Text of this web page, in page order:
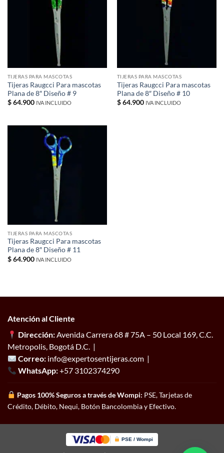
TIJERAS PARA MASCOTAS
Tijeras Raugcci Para mascotas
Plana de 8″ Diseño # 9
$64.900 IVA INCLUIDO
TIJERAS PARA MASCOTAS
Tijeras Raugcci Para mascotas
Plana de 8″ Diseño # 10
$64.900 IVA INCLUIDO
TIJERAS PARA MASCOTAS
Tijeras Raugcci Para mascotas
Plana de 8″ Diseño # 11
$64.900 IVA INCLUIDO
Atención al Cliente
Dirección:Avenida Carrera 68 # 75A – 50 Local 169, C.C.
Metropolis, Bogotá D.C. |
Correo: info@expertosentijeras.com |
WhatsApp:+57 3102374290
Pagos 100% Seguros a través de Wompi: PSE, Tarjetas de
Crédito, Débito, Nequi, Botón Bancolombia y Efectivo.
PSE / Wompi